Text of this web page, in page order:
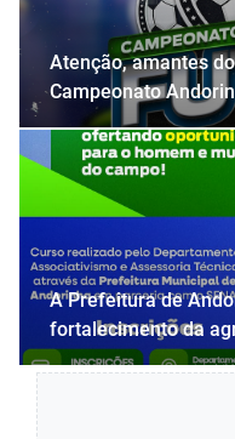
Atenção, amantes do
Campeonato
Masculino e
A Prefeitura de
fortalecimento da
homem e da mulher